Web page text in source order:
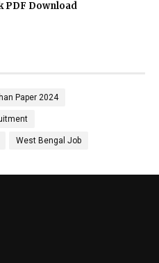
PDF Download
Paper 2024
West Bengal Job